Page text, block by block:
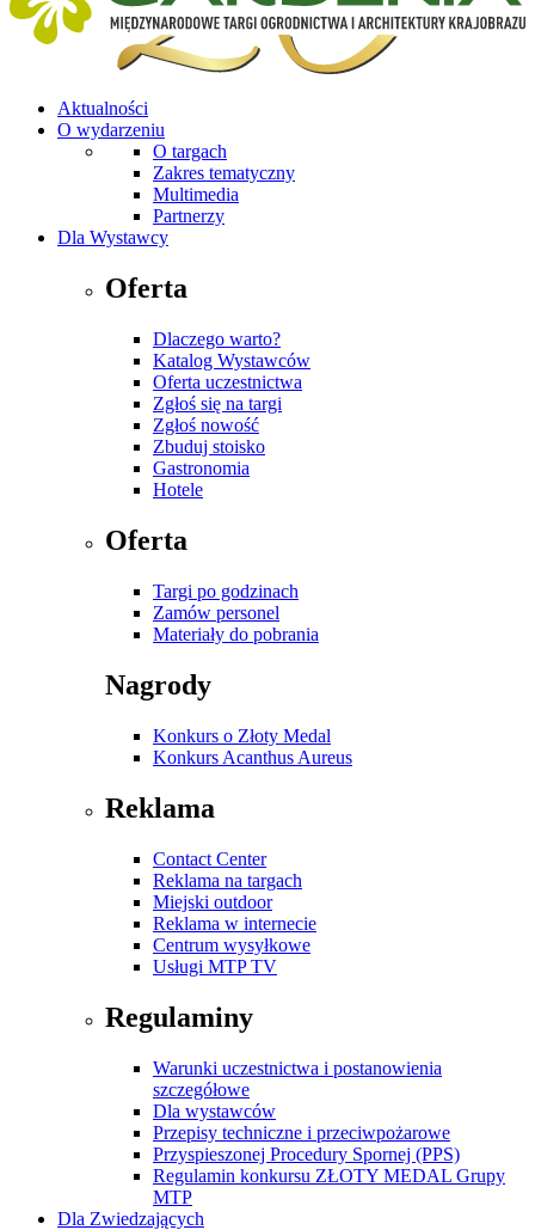
Aktualności
O wydarzeniu
O targach
Zakres tematyczny
Multimedia
Partnerzy
Dla Wystawcy
Oferta
Dlaczego warto?
Katalog Wystawców
Oferta uczestnictwa
Zgłoś się na targi
Zgłoś nowość
Zbuduj stoisko
Gastronomia
Hotele
Oferta
Targi po godzinach
Zamów personel
Materiały do pobrania
Nagrody
Konkurs o Złoty Medal
Konkurs Acanthus Aureus
Reklama
Contact Center
Reklama na targach
Miejski outdoor
Reklama w internecie
Centrum wysyłkowe
Usługi MTP TV
Regulaminy
Warunki uczestnictwa i postanowienia
szczegółowe
Dla wystawców
Przepisy techniczne i przeciwpożarowe
Przyspieszonej Procedury Spornej (PPS)
Regulamin konkursu ZŁOTY MEDAL Grupy
MTP
Dla Zwiedzających